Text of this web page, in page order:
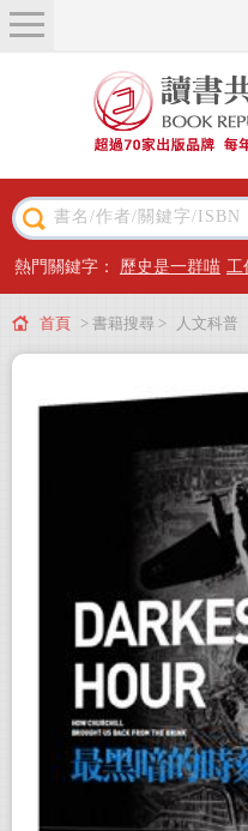
關於我們
近期新書
主題閱讀
出版專區
會員專屬
會員儲值方案
熱門關鍵字： 歷史是一群喵 工
首頁 > 書籍搜尋 > 人文科普